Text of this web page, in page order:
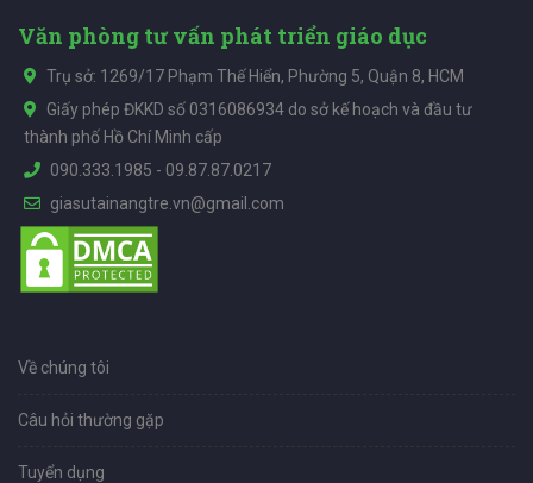
Văn phòng tư vấn phát triển giáo dục
Trụ sở: 1269/17 Phạm Thế Hiển, Phường 5, Quận 8, HCM
Giấy phép ĐKKD số 0316086934 do sở kế hoạch và đầu tư
thành phố Hồ Chí Minh cấp
090.333.1985 - 09.87.87.0217
giasutainangtre.vn@gmail.com
Về chúng tôi
Câu hỏi thường gặp
Tuyển dụng